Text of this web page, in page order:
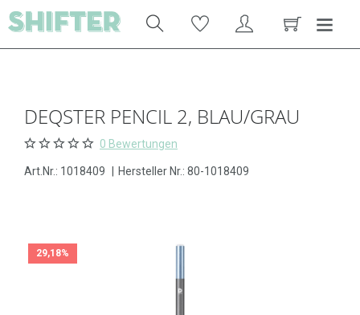
DEQSTER PENCIL 2, BLAU/GRAU
0 Bewertungen
Art.Nr.: 1018409 Hersteller Nr.: 80-1018409
29,18%